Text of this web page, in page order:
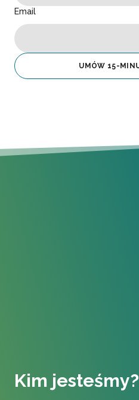
Email
UMÓW 15-
Kim jesteśmy?